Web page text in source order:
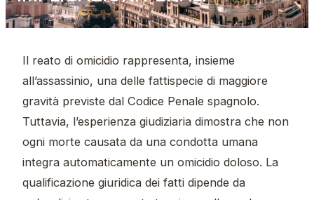
Il reato di omicidio rappresenta, insieme
all’assassinio, una delle fattispecie di maggiore
gravità previste dal Codice Penale spagnolo.
Tuttavia, l’esperienza giudiziaria dimostra che non
ogni morte causata da una condotta umana
integra automaticamente un omicidio doloso. La
qualificazione giuridica dei fatti dipende da